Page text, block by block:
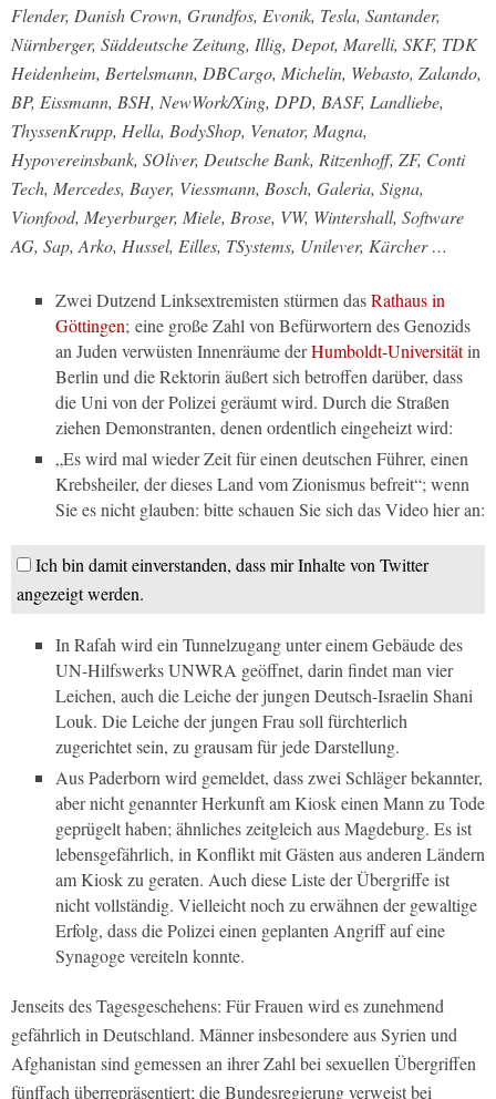
Flender, Danish Crown, Grundfos, Evonik, Tesla, Santander,
Nürnberger, Süddeutsche Zeitung, Illig, Depot, Marelli, SKF, TDK
Heidenheim, Bertelsmann, DBCargo, Michelin, Webasto, Zalando,
BP, Eissmann, BSH, NewWork/Xing, DPD, BASF, Landliebe,
ThyssenKrupp, Hella, BodyShop, Venator, Magna,
Hypovereinsbank, SOliver, Deutsche Bank, Ritzenhoff, ZF, Conti
Tech, Mercedes, Bayer, Viessmann, Bosch, Galeria, Signa,
Vionfood, Meyerburger, Miele, Brose, VW, Wintershall, Software
AG, Sap, Arko, Hussel, Eilles, TSystems, Unilever, Kärcher …
Zwei Dutzend Linksextremisten stürmen dasRathaus in
Göttingen; eine große Zahl von Befürwortern des Genozids
an Juden verwüsten Innenräume derHumboldt-Universitätin
Berlin und die Rektorin äußert sich betroffen darüber, dass
die Uni von der Polizei geräumt wird. Durch die Straßen
ziehen Demonstranten, denen ordentlich eingeheizt wird:
„Es wird mal wieder Zeit für einen deutschen Führer, einen
Krebsheiler, der dieses Land vom Zionismus befreit“; wenn
Sie es nicht glauben: bitte schauen Sie sich das Video hier an:
Ich bin damit einverstanden, dass mir Inhalte von Twitter
angezeigt werden.
In Rafah wird ein Tunnelzugang unter einem Gebäude des
UN-Hilfswerks UNWRA geöffnet, darin findet man vier
Leichen, auch die Leiche der jungen Deutsch-Israelin Shani
Louk. Die Leiche der jungen Frau soll fürchterlich
zugerichtet sein, zu grausam für jede Darstellung.
Aus Paderborn wird gemeldet, dass zwei Schläger bekannter,
aber nicht genannter Herkunft am Kiosk einen Mann zu Tode
geprügelt haben; ähnliches zeitgleich aus Magdeburg. Es ist
lebensgefährlich, in Konflikt mit Gästen aus anderen Ländern
am Kiosk zu geraten. Auch diese Liste der Übergriffe ist
nicht vollständig. Vielleicht noch zu erwähnen der gewaltige
Erfolg, dass die Polizei einen geplanten Angriff auf eine
Synagoge vereiteln konnte.
Jenseits des Tagesgeschehens: Für Frauen wird es zunehmend
gefährlich in Deutschland. Männer insbesondere aus Syrien und
Afghanistan sind gemessen an ihrer Zahl bei sexuellen Übergriffen
fünffach überrepräsentiert; die Bundesregierung verweist bei